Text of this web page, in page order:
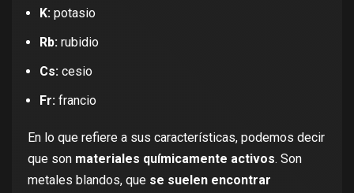
K: potasio
Rb: rubidio
Cs: cesio
Fr: francio
En lo que refiere a sus características, podemos decir
que son materiales químicamente activos. Son
metales blandos, que se suelen encontrar